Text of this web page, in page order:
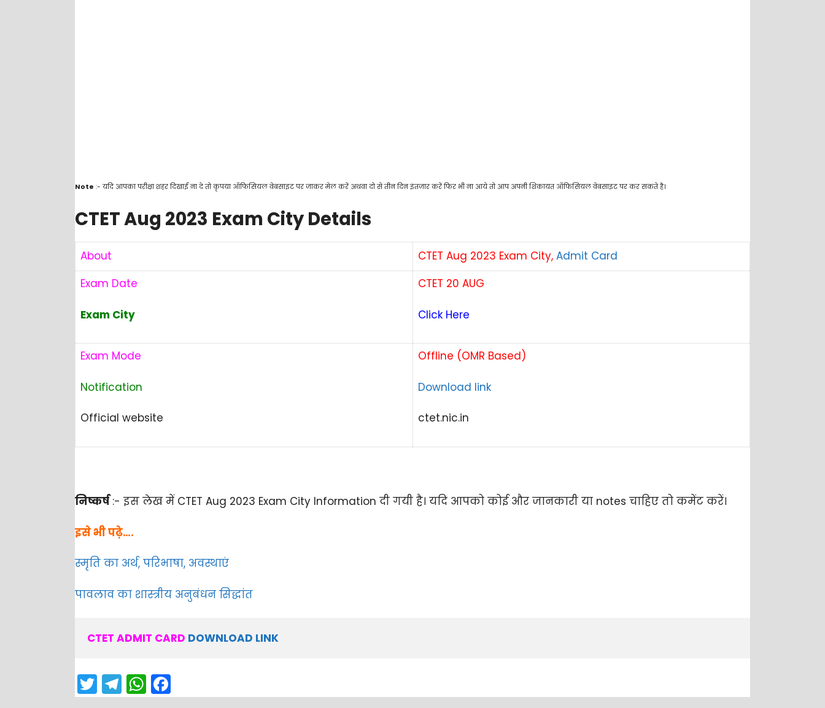
Note :- यदि आपका परीक्षा शहर दिखाई ना दे तो कृपया ऑफिसियल वेबसाइट पर जाकर मेल करें अथवा दो से तीन दिन इंतजार करें फिर भी ना आये तो आप अपनी शिकायत ऑफिसियल वेबसाइट पर कर सकते है।
CTET Aug 2023 Exam City Details
About CTET Aug 2023 Exam City, Admit Card
Exam Date
Exam City
CTET 20 AUG
Click Here
Exam Mode
Notification
Official website
Offline (OMR Based)
Download link
ctet.nic.in
निष्कर्ष:- इस लेख में CTET Aug 2023 Exam City Information दी गयी है। यदि आपको कोई और जानकारी या notes चाहिए तो कमेंट करें।
इसे भी पढ़े….
स्मृति का अर्थ, परिभाषा, अवस्थाएं
पावलाव का शास्त्रीय अनुबंधन सिद्धांत
CTET ADMIT CARD DOWNLOAD LINK
T T W